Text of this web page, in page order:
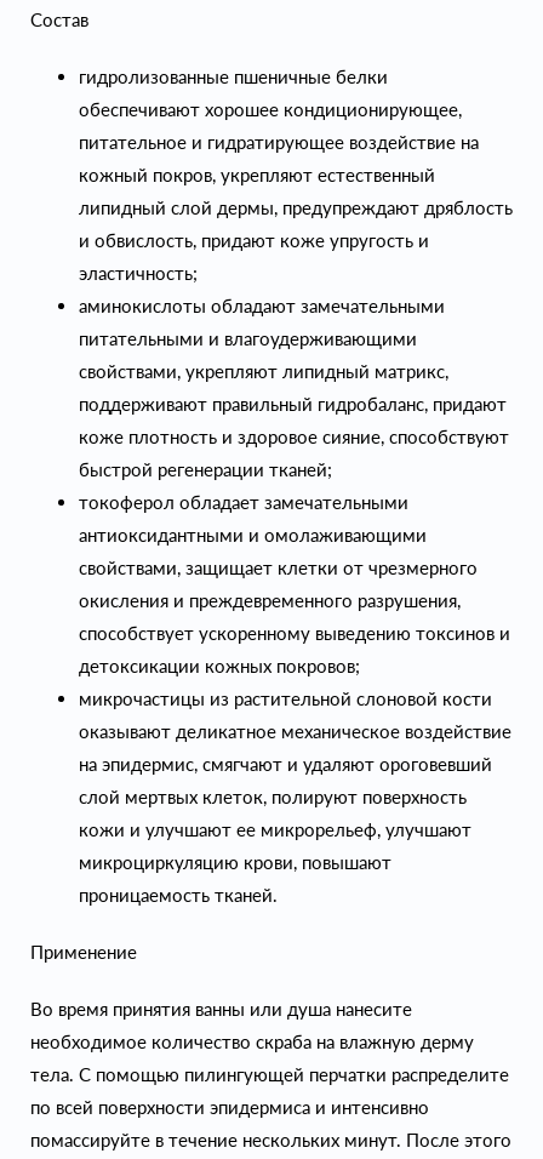
Состав
гидролизованные пшеничные белки
обеспечивают хорошее кондиционирующее,
питательное и гидратирующее воздействие на
кожный покров, укрепляют естественный
липидный слой дермы, предупреждают дряблость
и обвислость, придают коже упругость и
эластичность;
аминокислоты обладают замечательными
питательными и влагоудерживающими
свойствами, укрепляют липидный матрикс,
поддерживают правильный гидробаланс, придают
коже плотность и здоровое сияние, способствуют
быстрой регенерации тканей;
токоферол обладает замечательными
антиоксидантными и омолаживающими
свойствами, защищает клетки от чрезмерного
окисления и преждевременного разрушения,
способствует ускоренному выведению токсинов и
детоксикации кожных покровов;
микрочастицы из растительной слоновой кости
оказывают деликатное механическое воздействие
на эпидермис, смягчают и удаляют ороговевший
слой мертвых клеток, полируют поверхность
кожи и улучшают ее микрорельеф, улучшают
микроциркуляцию крови, повышают
проницаемость тканей.
Применение
Во время принятия ванны или душа нанесите
необходимое количество скраба на влажную дерму
тела. С помощью пилингующей перчатки распределите
по всей поверхности эпидермиса и интенсивно
помассируйте в течение нескольких минут. После этого